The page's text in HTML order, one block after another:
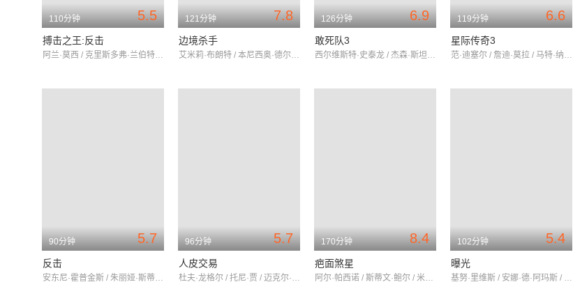
5.5
110分钟
搏击之王:反击
阿兰·莫西 / 克里斯多弗·兰伯特 / 尚格·云顿
7.8
121分钟
边境杀手
艾米莉·布朗特 / 本尼西奥·德尔·托罗 / 乔什·布洛林
6.9
126分钟
敢死队3
西尔维斯特·史泰龙 / 杰森·斯坦森 / 哈里森·福特
6.6
119分钟
星际传奇3
范·迪塞尔 / 詹迪·莫拉 / 马特·纳夫莱
5.7
90分钟
反击
安东尼·霍普金斯 / 朱丽娅·斯蒂尔斯 / 雷·利奥塔
5.7
96分钟
人皮交易
杜夫·龙格尔 / 托尼·贾 / 迈克尔·加·怀特
8.4
170分钟
疤面煞星
阿尔·帕西诺 / 斯蒂文·鲍尔 / 米歇尔·菲佛
5.4
102分钟
曝光
基努·里维斯 / 安娜·德·阿玛斯 / 米拉·索维诺